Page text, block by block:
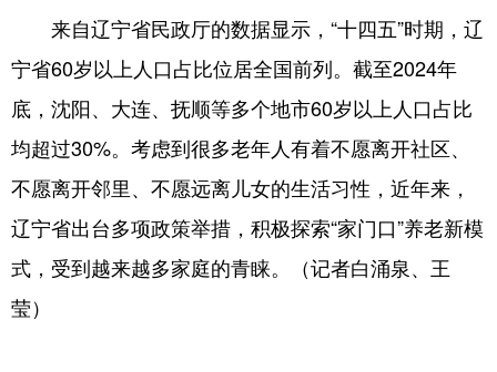
来自辽宁省民政厅的数据显示，“十四五”时期，辽
宁省60岁以上人口占比位居全国前列。截至2024年
底，沈阳、大连、抚顺等多个地市60岁以上人口占比
均超过30%。考虑到很多老年人有着不愿离开社区、
不愿离开邻里、不愿远离儿女的生活习性，近年来，
辽宁省出台多项政策举措，积极探索“家门口”养老新模
式，受到越来越多家庭的青睐。（记者白涌泉、王
莹）